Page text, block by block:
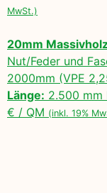
MwSt.)
20mm
Nut/Feder und
2000mm (VPE
Länge: 2.500 mm
€ / QM (inkl. 19%